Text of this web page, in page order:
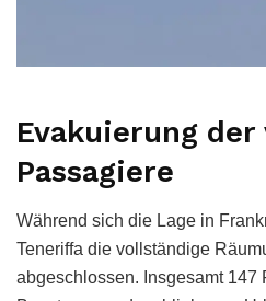
Evakuierung
Passagiere
Während sich die Lage in
Teneriffa die vollständige
abgeschlossen. Insgesamt 147